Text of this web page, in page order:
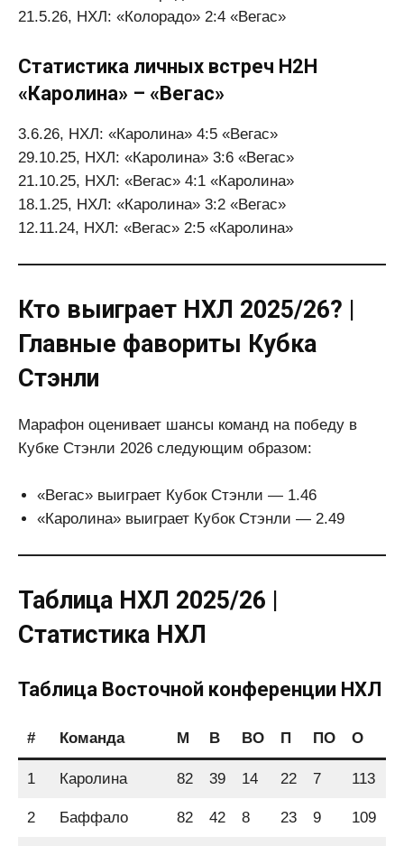
21.5.26, НХЛ: «Колорадо» 2:4 «Вегас»
Статистика личных встреч H2H
«Каролина» – «Вегас»
3.6.26, НХЛ: «Каролина» 4:5 «Вегас»
29.10.25, НХЛ: «Каролина» 3:6 «Вегас»
21.10.25, НХЛ: «Вегас» 4:1 «Каролина»
18.1.25, НХЛ: «Каролина» 3:2 «Вегас»
12.11.24, НХЛ: «Вегас» 2:5 «Каролина»
Кто выиграет НХЛ 2025/26? |
Главные фавориты Кубка
Стэнли
Марафон оценивает шансы команд на победу в
Кубке Стэнли 2026 следующим образом:
«Вегас» выиграет Кубок Стэнли — 1.46
«Каролина» выиграет Кубок Стэнли — 2.49
Таблица НХЛ 2025/26 |
Статистика НХЛ
Таблица Восточной конференции НХЛ
# Команда М В ВО П ПО О
1 Каролина 82 39 14 22 7 113
2 Баффало 82 42 8 23 9 109